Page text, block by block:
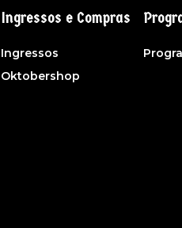
Ingressos e Compras
Ingressos
Oktobershop